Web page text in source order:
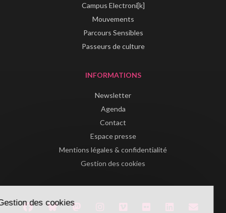
Campus Electroni[k]
Mouvements
Parcours Sensibles
Passeurs de culture
INFORMATIONS
Newsletter
Agenda
Contact
Espace presse
Mentions légales & confidentialité
Gestion des cookies
Gestion des cookies